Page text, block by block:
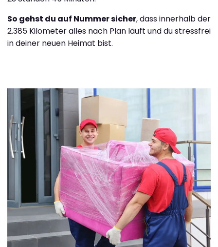
So gehst du auf Nummer sicher, dass innerhalb der
2.385 Kilometer alles nach Plan läuft und du stressfrei
in deiner neuen Heimat bist.